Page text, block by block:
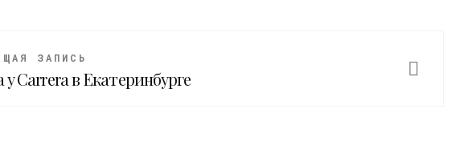
ЗАПИСЬ
y Carrera в Екатеринбурге